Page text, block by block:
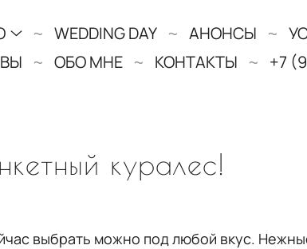
WEDDING DAY АНОНСЫ
ОБО МНЕ КОНТАКТЫ +7
куралес!
выбрать можно под любой вкус.